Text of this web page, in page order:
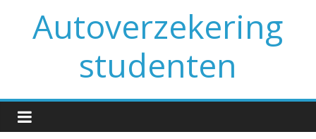
inhoudAutoverzekering
studenten